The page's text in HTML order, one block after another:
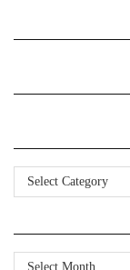
Kategorier
Arkiv